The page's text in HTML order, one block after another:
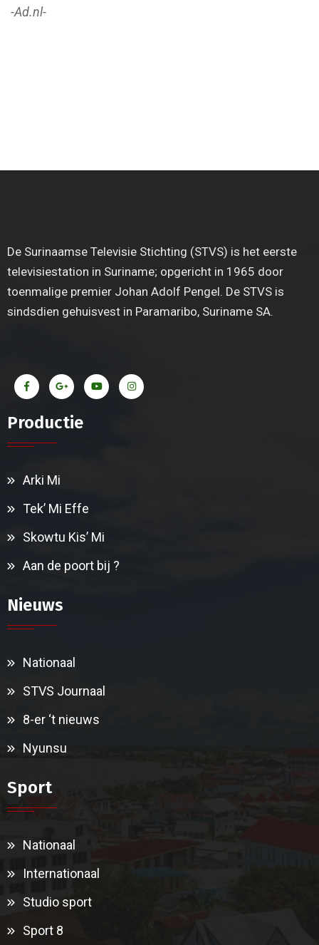
-Ad.nl-
De Surinaamse Televisie Stichting (STVS) is het eerste
televisiestation in Suriname; opgericht in 1965 door
toenmalige premier Johan Adolf Pengel. De STVS is
sindsdien gehuisvest in Paramaribo, Suriname SA.
Productie
Arki Mi
Tek’ Mi Effe
Skowtu Kis’ Mi
Aan de poort bij ?
Nieuws
Nationaal
STVS Journaal
8-er ‘t nieuws
Nyunsu
Sport
Nationaal
Internationaal
Studio sport
Sport 8